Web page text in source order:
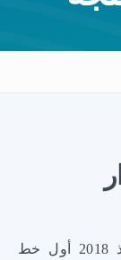
يُشكل هذا الخط الذي انطلقت خدمته منذ 2018 أول خط